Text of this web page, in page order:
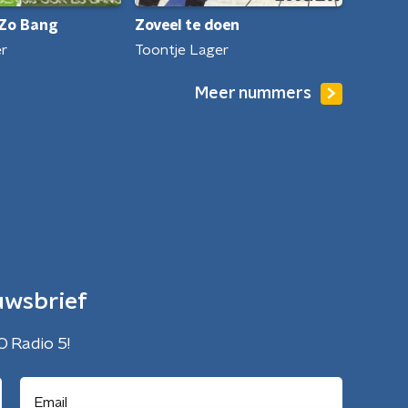
Bang
Zoveel te doen
Toontje Lager
Meer nummers
Radio 5!